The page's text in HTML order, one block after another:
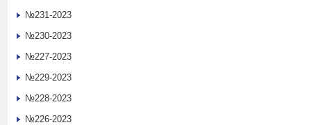
№231-2023
№230-2023
№227-2023
№229-2023
№228-2023
№226-2023